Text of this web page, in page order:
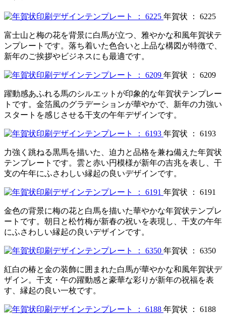
年賀状 ： 6225
富士山と梅の花を背景に白馬が立つ、雅やかな和風年賀状テ
ンプレートです。落ち着いた色合いと上品な構図が特徴で、
新年のご挨拶やビジネスにも最適です。
年賀状 ： 6209
躍動感あふれる馬のシルエットが印象的な年賀状テンプレー
トです。金箔風のグラデーションが華やかで、新年の力強い
スタートを感じさせる干支の午年デザインです。
年賀状 ： 6193
力強く跳ねる黒馬を描いた、迫力と品格を兼ね備えた年賀状
テンプレートです。雲と赤い円模様が新年の吉兆を表し、干
支の午年にふさわしい縁起の良いデザインです。
年賀状 ： 6191
金色の背景に梅の花と白馬を描いた華やかな年賀状テンプレ
ートです。朝日と松竹梅が新春の祝いを表現し、干支の午年
にふさわしい縁起の良いデザインです。
年賀状 ： 6350
紅白の椿と金の装飾に囲まれた白馬が華やかな和風年賀状デ
ザイン。干支・午の躍動感と豪華な彩りが新年の祝福を表
す、縁起の良い一枚です。
年賀状 ： 6188